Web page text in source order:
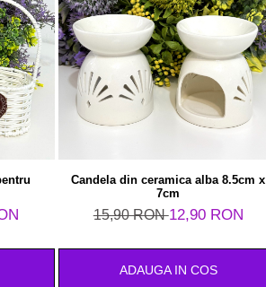
Candela din ceramica alba 8.5cm x
7cm
15,90 RON12,90 RON
ADAUGA IN COS